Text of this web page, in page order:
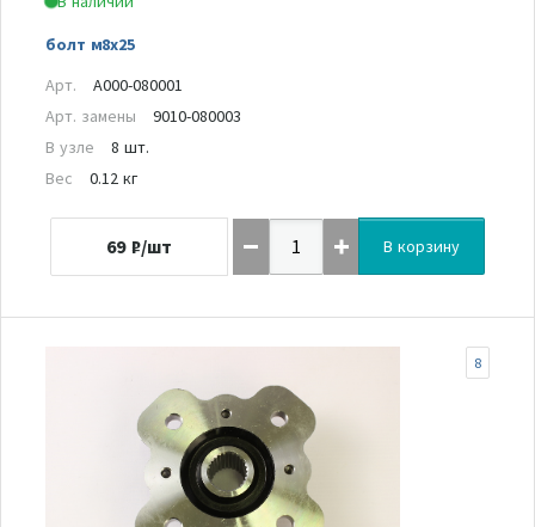
болт м8х25
Арт.
A000-080001
Арт. замены
9010-080003
В узле
8 шт.
Вес
0.12 кг
69 ₽/шт В корзину
8